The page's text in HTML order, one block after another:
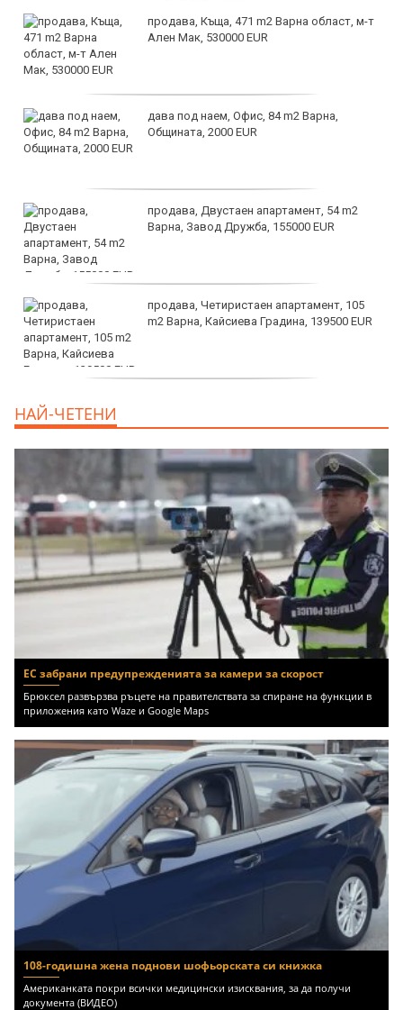
продава, Къща, 471 m2 Варна област, м-т
Ален Мак, 530000 EUR
дава под наем, Офис, 84 m2 Варна,
Общината, 2000 EUR
продава, Двустаен апартамент, 54 m2
Варна, Завод Дружба, 155000 EUR
продава, Четиристаен апартамент, 105
m2 Варна, Кайсиева Градина, 139500 EUR
НАЙ-ЧЕТЕНИ
ЕС забрани предупрежденията за камери за скорост
Брюксел развързва ръцете на правителствата за спиране на функции в
приложения като Waze и Google Maps
108-годишна жена поднови шофьорската си книжка
Американката покри всички медицински изисквания, за да получи
документа (ВИДЕО)